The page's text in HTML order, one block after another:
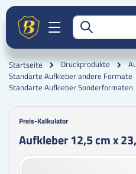
Startseite Druckprodukte
Standarte Aufkleber andere Formate
Standarte Aufkleber Sonderformaten
Preis-Kalkulator
Aufkleber 12,5 cm x
Zum
Zum